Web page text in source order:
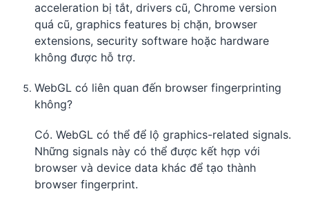
acceleration bị tắt, drivers cũ, Chrome version
quá cũ, graphics features bị chặn, browser
extensions, security software hoặc hardware
không được hỗ trợ.
WebGL có liên quan đến browser fingerprinting
không?
Có. WebGL có thể để lộ graphics-related signals.
Những signals này có thể được kết hợp với
browser và device data khác để tạo thành
browser fingerprint.